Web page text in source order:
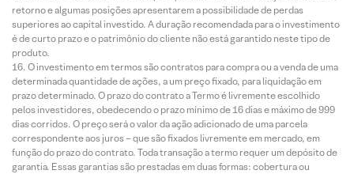
retorno e algumas posições apresentarem a possibilidade de perdas
superiores ao capital investido. A duração recomendada para o investimento
é de curto prazo e o patrimônio do cliente não está garantido neste tipo de
produto.
O investimento em termos são contratos para compra ou a venda de uma
determinada quantidade de ações, a um preço fixado, para liquidação em
prazo determinado. O prazo do contrato a Termo é livremente escolhido
pelos investidores, obedecendo o prazo mínimo de 16 dias e máximo de 999
dias corridos. O preço será o valor da ação adicionado de uma parcela
correspondente aos juros – que são fixados livremente em mercado, em
função do prazo do contrato. Toda transação a termo requer um depósito de
garantia. Essas garantias são prestadas em duas formas: cobertura ou